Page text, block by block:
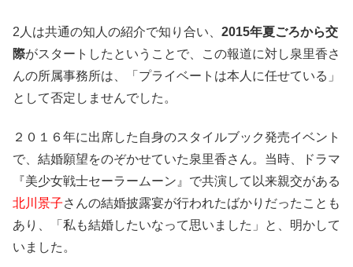
2人は共通の知人の紹介で知り合い、 2015年夏ごろから交
際がスタートしたということで、この報道に対し泉里香さ
んの所属事務所は、「プライベートは本人に任せている」
として否定しませんでした。
２０１６年に出席した自身のスタイルブック発売イベント
で、結婚願望をのぞかせていた泉里香さん。当時、ドラマ
『美少女戦士セーラームーン』で共演して以来親交がある
北川景子さんの結婚披露宴が行われたばかりだったことも
あり、「私も結婚したいなって思いました」と、明かして
いました。